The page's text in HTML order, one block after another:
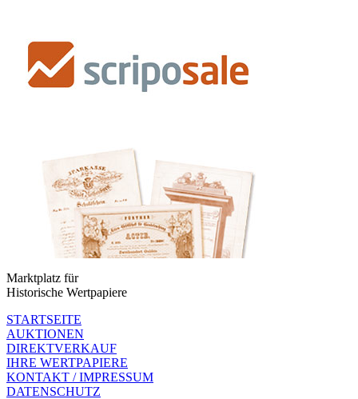
Marktplatz für
Historische Wertpapiere
STARTSEITE
AUKTIONEN
DIREKTVERKAUF
IHRE WERTPAPIERE
KONTAKT / IMPRESSUM
DATENSCHUTZ